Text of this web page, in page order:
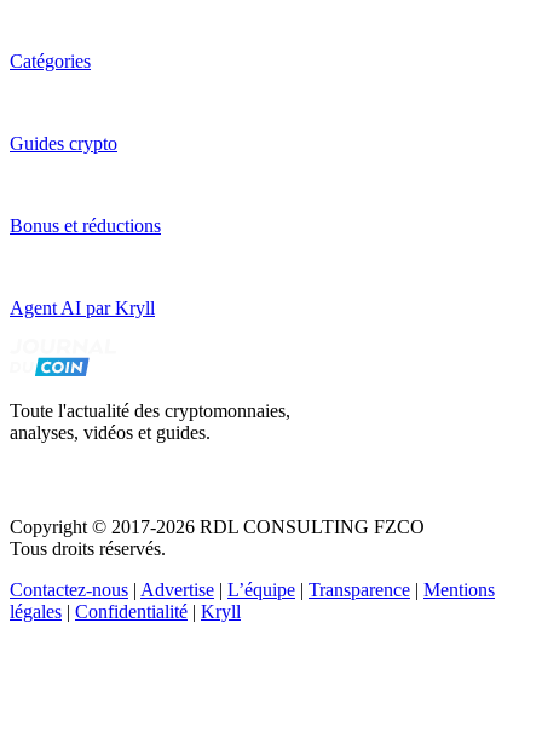
Catégories
Guides crypto
Bonus et réductions
Agent AI par Kryll
Toute l'actualité des cryptomonnaies,
analyses, vidéos et guides.
Copyright © 2017-2026 RDL CONSULTING FZCO
Tous droits réservés.
Contactez-nous | Advertise | L’équipe | Transparence | Mentions
légales | Confidentialité | Kryll